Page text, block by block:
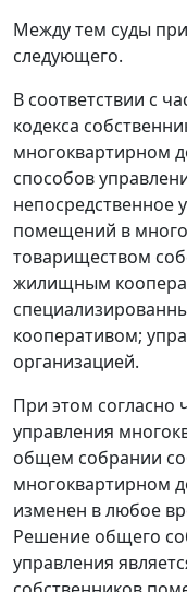
Между тем суды
следующего.
В соответствии с
кодекса
многоквартирном
способов
непосредственное
помещений в
товариществом
жилищным
кооперативом;
организацией.
При этом согласно
управления
общем собрании
многоквартирном
изменен в любое
Решение общего
управления